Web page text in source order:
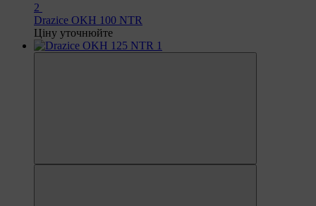
2
Drazice OKH 100 NTR
Ціну уточнюйте